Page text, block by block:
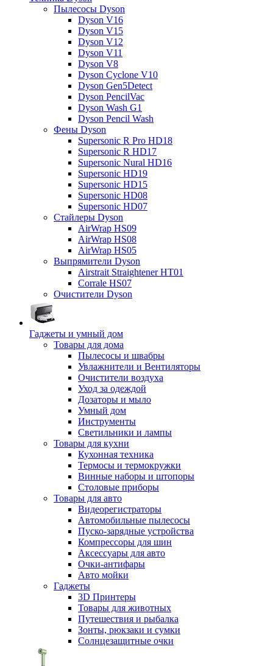
Пылесосы Dyson
Dyson V16
Dyson V15
Dyson V12
Dyson V11
Dyson V8
Dyson Cyclone V10
Dyson Gen5Detect
Dyson PencilVac
Dyson Wash G1
Dyson Pencil Wash
Фены Dyson
Supersonic R Pro HD18
Supersonic R HD17
Supersonic Nural HD16
Supersonic HD19
Supersonic HD15
Supersonic HD08
Supersonic HD07
Стайлеры Dyson
AirWrap HS09
AirWrap HS08
AirWrap HS05
Выпрямители Dyson
Airstrait Straightener HT01
Corrale HS07
Очистители Dyson
Гаджеты и умный дом
Товары для дома
Пылесосы и швабры
Увлажнители и Вентиляторы
Очистители воздуха
Уход за одеждой
Дозаторы и мыло
Умный дом
Инструменты
Светильники и лампы
Товары для кухни
Кухонная техника
Термосы и термокружки
Винные наборы и штопоры
Столовые приборы
Товары для авто
Видеорегистраторы
Автомобильные пылесосы
Пуско-зарядные устройства
Компрессоры для шин
Аксессуары для авто
Очки-антифары
Авто мойки
Гаджеты
3D Принтеры
Товары для животных
Путешествия и рыбалка
Зонты, рюкзаки и сумки
Солнцезащитные очки